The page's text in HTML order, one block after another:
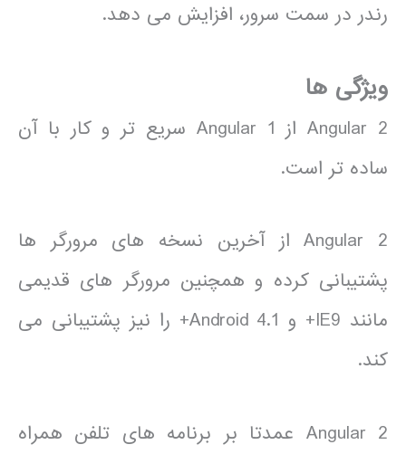
رندر در سمت سرور، افزایش می دهد.
ویژگی ها
Angular 2 از Angular 1 سریع تر و کار با آن
ساده تر است.
Angular 2 از آخرین نسخه های مرورگر ها
پشتیبانی کرده و همچنین مرورگر های قدیمی
مانند IE9+ و Android 4.1+ را نیز پشتیبانی می
کند.
Angular 2 عمدتا بر برنامه های تلفن همراه